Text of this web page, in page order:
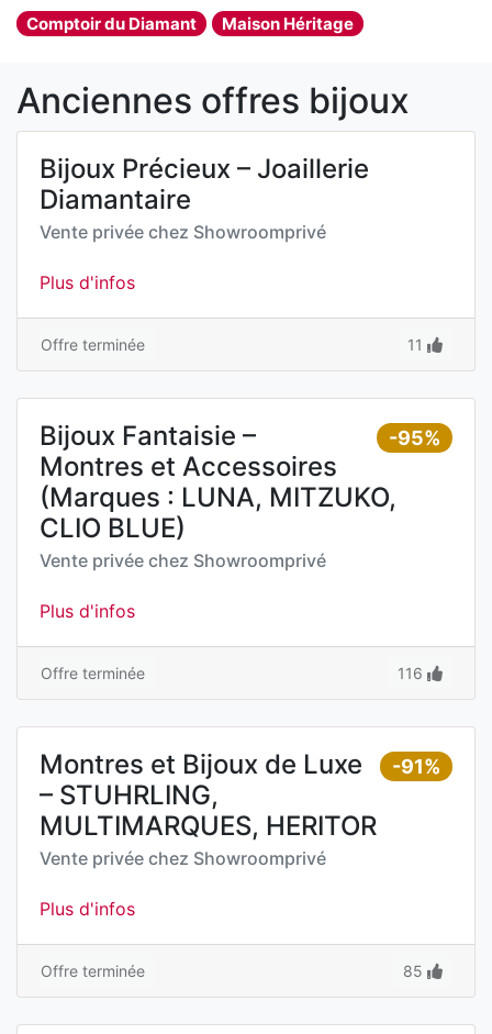
Comptoir du Diamant
Maison Héritage
Anciennes offres bijoux
Bijoux Précieux – Joaillerie
Diamantaire
Vente privée chez Showroomprivé
Plus d'infos
Offre terminée 11
-95%
Bijoux Fantaisie –
Montres et Accessoires
(Marques : LUNA, MITZUKO,
CLIO BLUE)
Vente privée chez Showroomprivé
Plus d'infos
Offre terminée 116
-91%
Montres et Bijoux de Luxe
– STUHRLING,
MULTIMARQUES, HERITOR
Vente privée chez Showroomprivé
Plus d'infos
Offre terminée 85